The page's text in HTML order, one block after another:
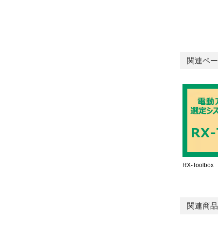
関連ペ
RX-Toolbox
関連商品